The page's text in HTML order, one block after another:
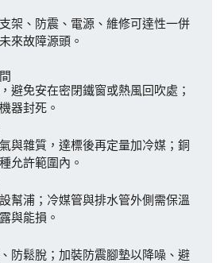
架、防震、電源、維修可達性一併
來故障源頭。
避免安在密閉鐵窗或熱風回吹處；
器封死。
與雜質，達標後再定量加冷媒；銅
允許範圍內。
幫浦；冷媒管與排水管外側需保溫
與能損。
防鬆脫；加裝防震腳墊以降噪、避